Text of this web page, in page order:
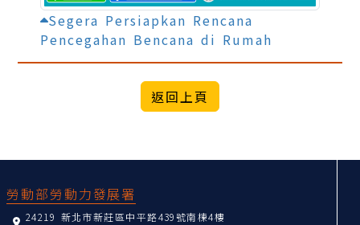
Segera Persiapkan Rencana
Pencegahan Bencana di Rumah
勞動部勞動力發展署
24219 新北市新莊區中平路439號南棟4樓